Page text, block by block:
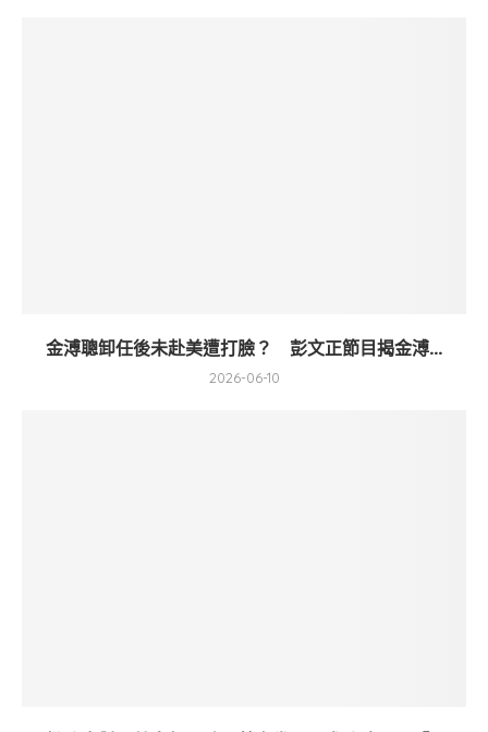
金溥聰卸任後未赴美遭打臉？ 彭文正節目揭金溥...
2026-06-10